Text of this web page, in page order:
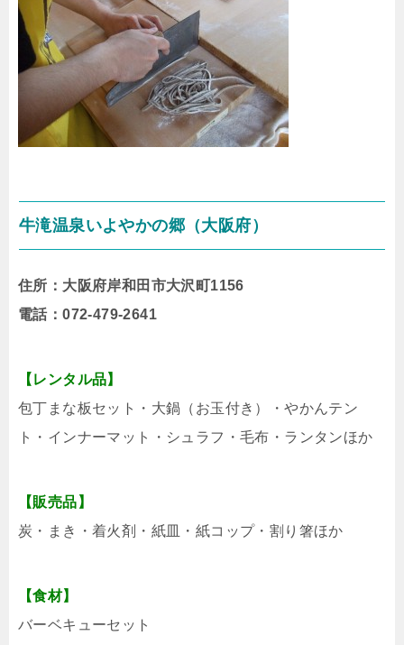
牛滝温泉いよやかの郷（大阪府）
住所：大阪府岸和田市大沢町1156
電話：072-479-2641
【レンタル品】
包丁まな板セット・大鍋（お玉付き）・やかんテン
ト・インナーマット・シュラフ・毛布・ランタンほか
【販売品】
炭・まき・着火剤・紙皿・紙コップ・割り箸ほか
【食材】
バーベキューセット